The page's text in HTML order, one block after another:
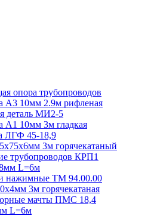
опора трубопроводов
А3 10мм 2.9м рифленая
деталь МИ2-5
А1 10мм 3м гладкая
ЛГФ 45-18,9
3м горячекатаный
трубопроводов КРП1
L=6м
нажимные ТМ 94.00.00
3м горячекатаная
мачты ПМС 18,4
L=6м